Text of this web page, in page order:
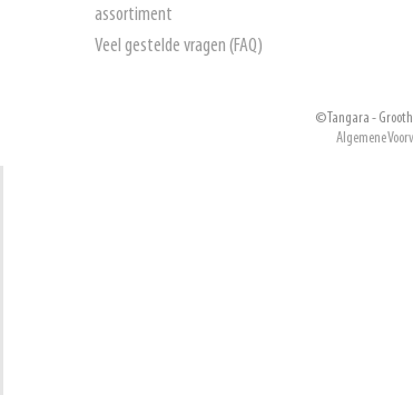
assortiment
Veel gestelde vragen (FAQ)
© Tangara -
Algemene